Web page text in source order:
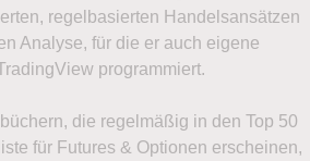
gesucht?
regelbasierten Handelsansätzen
Analyse, für die er auch eigene
programmiert.
die regelmäßig in den Top 50
für Futures & Optionen erscheinen,